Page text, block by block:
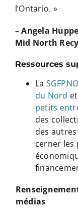
l’Ontario. »
– Angela
Mid North
Ressources
La SGFPNO
du Nord
petits
des
des
cerner les
médias